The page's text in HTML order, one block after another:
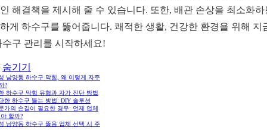
해결책을 제시해 줄 수 있습니다. 또한, 배관 손상을 최소화하
게 하수구를 뚫어줍니다. 쾌적한 생활, 건강한 환경을 위해 지
수구 관리를 시작하세요!
숨기기
남양동 하수구 막힘, 왜 이렇게 자주
?
하수구 막힘 유형과 자가 진단 방법
한 하수구 뚫는 방법: DIY 솔루션
가의 손길이 필요한 경우: 언제 업체
할까?
남양동 하수구 뚫음 업체 선택 시 주